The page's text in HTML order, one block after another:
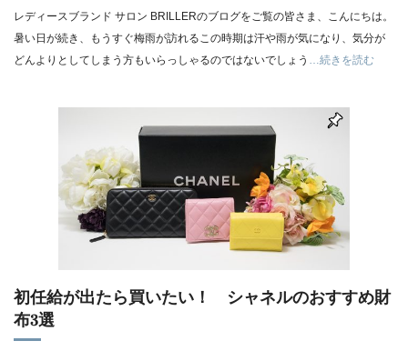
レディースブランド サロン BRILLERのブログをご覧の皆さま、こんにちは。
暑い日が続き、もうすぐ梅雨が訪れるこの時期は汗や雨が気になり、気分が
どんよりとしてしまう方もいらっしゃるのではないでしょう
…続きを読む
初任給が出たら買いたい！ シャネルのおすすめ財
布3選